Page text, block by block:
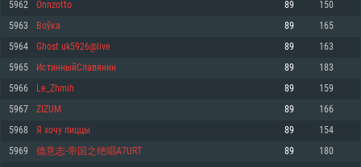
PC
최소사양
운영체제: Windows 10 (64 bit)
프로세서: 2.2 GHz 듀얼코어 이상
최소사양
운영체제: Mac OS Big Sur 11.0
프로세서: 최소 2.2 GHz의 Core i5 (Intel Xeon 은 지원하지 않습니다)
최소사양
운영체제: 64bit Linux 중 최신 버전
프로세서: 2.4 GHz 듀얼코어
5962 Onnzotto 89 150
5963 Воўка 89 165
5964 Ghost uk5926@live 89 163
5965 ИстинныйСлавянин 89 183
5966 Le_Zhmih 89 159
5967 ZIZUM 89 166
5968 Я хочу пиццы 89 154
5969 德意志-帝国之绝唱A7URT 89 180